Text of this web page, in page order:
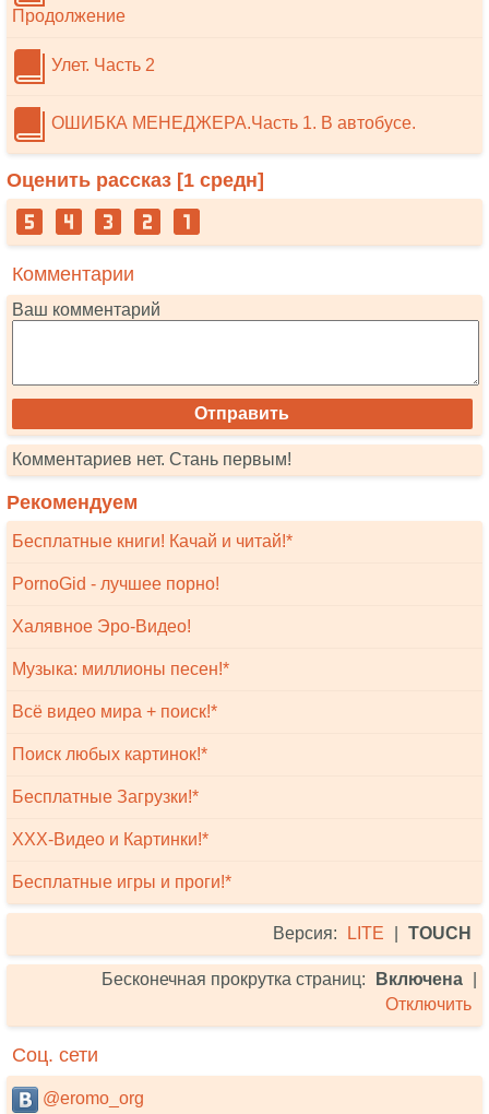
Продолжение
Улет. Часть 2
ОШИБКА МЕНЕДЖЕРА.Часть 1. В автобусе.
Оценить рассказ [1 средн]
Комментарии
Ваш комментарий
Комментариев нет. Стань первым!
Рекомендуем
Бесплатные книги! Качай и читай!*
PornoGid - лучшее порно!
Халявное Эро-Видео!
Музыка: миллионы песен!*
Всё видео мира + поиск!*
Поиск любых картинок!*
Бесплатные Загрузки!*
XXX-Видео и Картинки!*
Бесплатные игры и проги!*
Версия: LITE TOUCH
Бесконечная прокрутка страниц: Включена
Отключить
Соц. сети
@eromo_org